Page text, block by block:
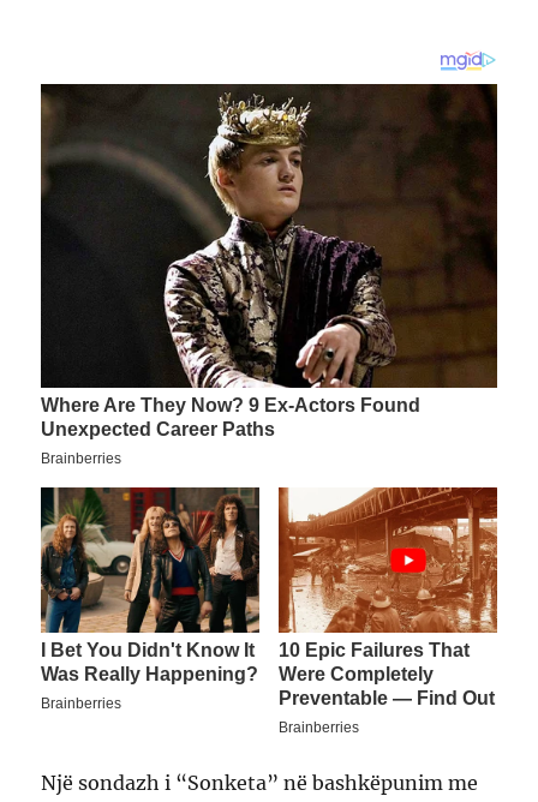
Një sondazh i “Sonketa” në bashkëpunim me